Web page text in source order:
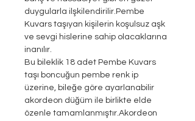
duygularla ilşkilendirilir.Pembe
Kuvars taşıyan kişilerin koşulsuz aşk
ve sevgi hislerine sahip olacaklarına
inanılır.
Bu bileklik 18 adet Pembe Kuvars
taşı boncuğun pembe renk ip
üzerine, bileğe göre ayarlanabilir
akordeon düğüm ile birlikte elde
özenle tamamlanmıştır.Akordeon